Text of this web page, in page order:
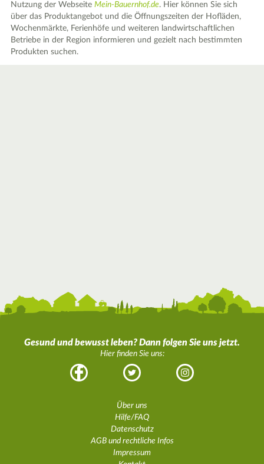
Nutzung der WebseiteMein-Bauernhof.de. Hier können Sie sich
über das Produktangebot und die Öffnungszeiten der Hofläden,
Wochenmärkte, Ferienhöfe und weiteren landwirtschaftlichen
Betriebe in der Region informieren und gezielt nach bestimmten
Produkten suchen.
Gesund und bewusst leben? Dann folgen Sie uns jetzt.
Hier finden Sie uns:
Facebook Twitter Instagram
Über uns
Hilfe/FAQ
Datenschutz
AGB und rechtliche Infos
Impressum